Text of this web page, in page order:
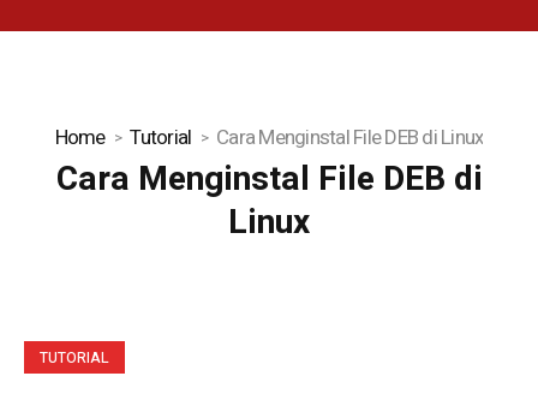
Home Tutorial Cara Menginstal File DEB di Linux
Cara Menginstal File DEB di
Linux
TUTORIAL